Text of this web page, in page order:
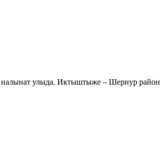
улыда. Иктыштыже – Шернур район